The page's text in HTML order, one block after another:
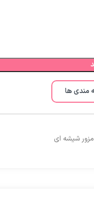
مندی ها
مزور شیشه ای